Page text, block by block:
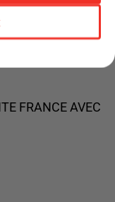
FRANCE AVEC